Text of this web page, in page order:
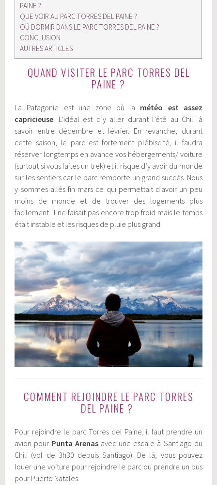
PAINE ?
QUE VOIR AU PARC TORRES DEL PAINE ?
OÙ DORMIR DANS LE PARC TORRES DEL PAINE ?
CONCLUSION
AUTRES ARTICLES
QUAND VISITER LE PARC TORRES DEL
PAINE ?
La Patagonie est une zone où la météo est assez
capricieuse . L’idéal est d’y aller durant l’été au Chili à
savoir entre décembre et février. En revanche, durant
cette saison, le parc est fortement plébiscité, il faudra
réserver longtemps en avance vos hébergements/ voiture
(surtout si vous faites un trek) et il risque d’y avoir du monde
sur les sentiers car le parc remporte un grand succès. Nous
y sommes allés fin mars ce qui permettait d’avoir un peu
moins de monde et de trouver des logements plus
facilement. Il ne faisait pas encore trop froid mais le temps
était instable et les risques de pluie plus grand.
COMMENT REJOINDRE LE PARC TORRES
DEL PAINE ?
Pour rejoindre le parc Torres del Paine, il faut prendre un
avion pour Punta Arenasavec une escale à Santiago du
Chili (vol de 3h30 depuis Santiago). De là, vous pouvez
louer une voiture pour rejoindre le parc ou prendre un bus
pour Puerto Natales.